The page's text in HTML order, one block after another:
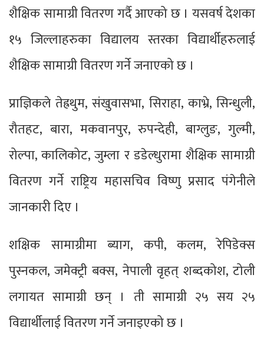
शैक्षिक सामाग्री वितरण गर्दै आएको छ । यसवर्ष देशका
१५ जिल्लाहरुका विद्यालय स्तरका विद्यार्थीहरुलाई
शैक्षिक सामाग्री वितरण गर्ने जनाएको छ ।
प्राज्ञिकले तेह्रथुम, संखुवासभा, सिराहा, काभ्रे, सिन्धुली,
रौतहट, बारा, मकवानपुर, रुपन्देही, बाग्लुङ, गुल्मी,
रोल्पा, कालिकोट, जुम्ला र डडेल्धुरामा शैक्षिक सामाग्री
वितरण गर्ने राष्ट्रिय महासचिव विष्णु प्रसाद पंगेनीले
जानकारी दिए ।
शक्षिक सामाग्रीमा ब्याग, कपी, कलम, रेपिडेक्स
पुस्नकल, जमेक्ट्री बक्स, नेपाली वृहत् शब्दकोश, टोली
लगायत सामाग्री छन् । ती सामाग्री २५ सय २५
विद्यार्थीलाई वितरण गर्ने जनाइएको छ ।